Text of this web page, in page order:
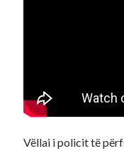
Vëllai i policit të